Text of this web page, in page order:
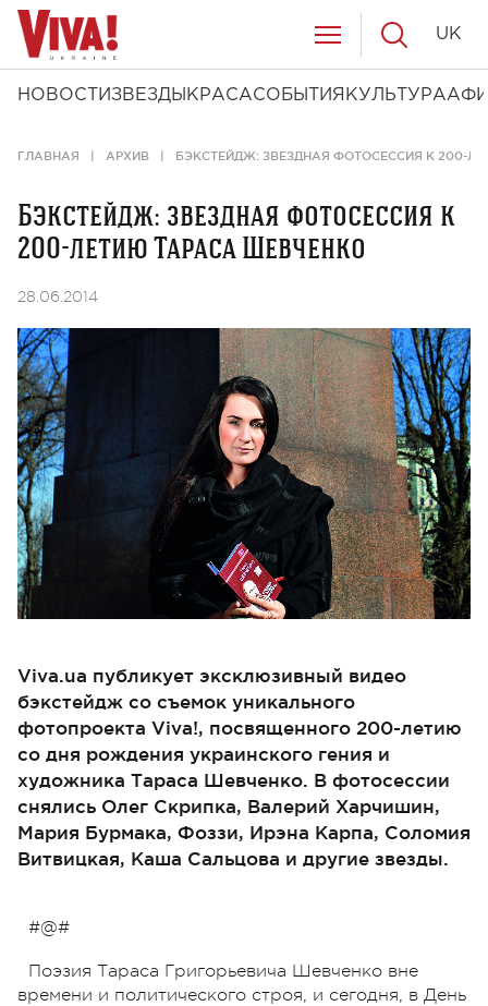
НОВОСТИ ЗВЕЗДЫ КРАСАСОБЫТИЯ КУЛЬТУРА
UK
ГЛАВНАЯ АРХИВ БЭКСТЕЙДЖ: ЗВЕЗДНАЯ ФОТОСЕССИЯ К 200-
Бэкстейдж: звездная фотосессия к
200-летию Тараса Шевченко
28.06.2014
Viva.ua публикует эксклюзивный видео
бэкстейдж со съемок уникального
фотопроекта Viva!, посвященного 200-летию
со дня рождения украинского гения и
художника Тараса Шевченко. В фотосессии
снялись Олег Скрипка, Валерий Харчишин,
Мария Бурмака, Фоззи, Ирэна Карпа, Соломия
Витвицкая, Каша Сальцова и другие звезды.
#@#
Поэзия Тараса Григорьевича Шевченко вне
времени и политического строя, и сегодня, в День